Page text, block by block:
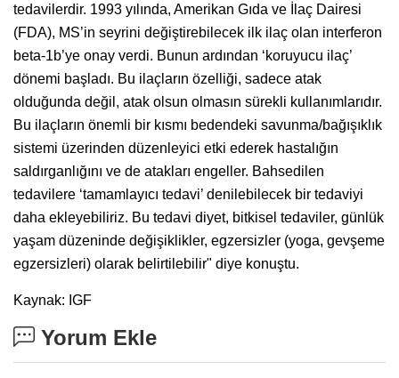
tedavilerdir. 1993 yılında, Amerikan Gıda ve İlaç Dairesi
(FDA), MS’in seyrini değiştirebilecek ilk ilaç olan interferon
beta-1b’ye onay verdi. Bunun ardından ‘koruyucu ilaç’
dönemi başladı. Bu ilaçların özelliği, sadece atak
olduğunda değil, atak olsun olmasın sürekli kullanımlarıdır.
Bu ilaçların önemli bir kısmı bedendeki savunma/bağışıklık
sistemi üzerinden düzenleyici etki ederek hastalığın
saldırganlığını ve de atakları engeller. Bahsedilen
tedavilere ‘tamamlayıcı tedavi’ denilebilecek bir tedaviyi
daha ekleyebiliriz. Bu tedavi diyet, bitkisel tedaviler, günlük
yaşam düzeninde değişiklikler, egzersizler (yoga, gevşeme
egzersizleri) olarak belirtilebilir" diye konuştu.
Kaynak: IGF
Yorum Ekle